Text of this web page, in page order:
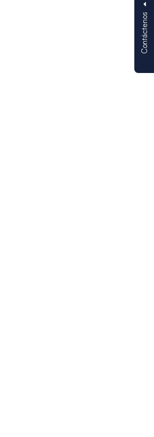
Contáctenos